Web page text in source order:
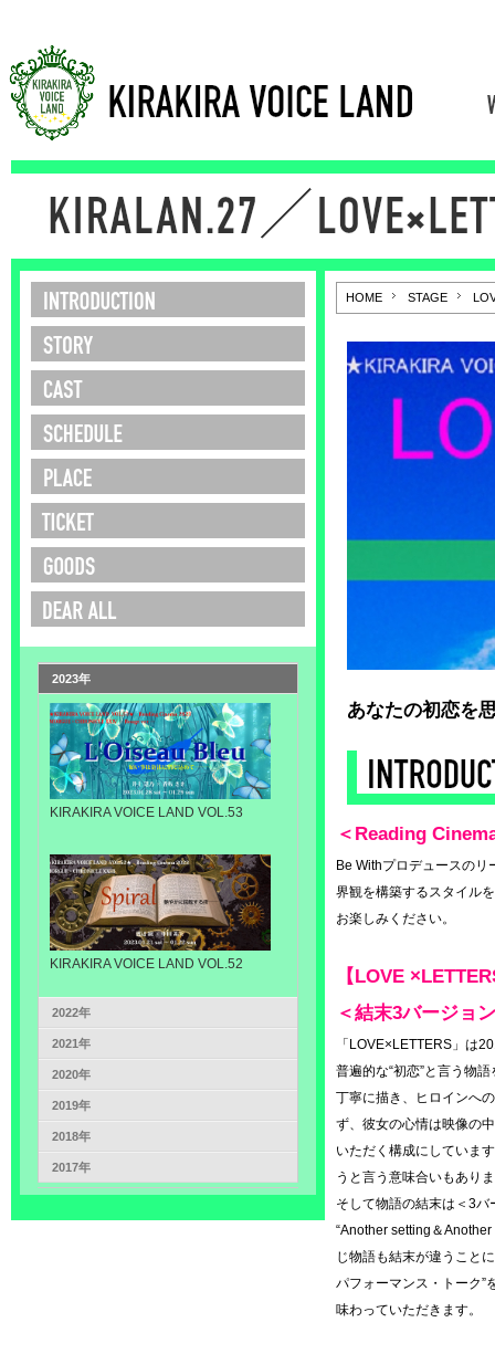
HOME STAGE
あなたの初恋
＜Reading
Be Withプロデュースの
界観を構築するスタイル
お楽しみください。
【LOVE
＜結末3バージョ
「LOVE×LETTERS」は
普遍的な“初恋”と言う物
丁寧に描き、ヒロインへ
ず、彼女の心情は映像の
いただく構成にしていま
うと言う意味合いもあり
そして物語の結末は＜3
“Another setting＆
じ物語も結末が違うこと
パフォーマンス・トーク”
味わっていただきます。
2023年
KIRAKIRA VOICE LAND VOL.53
KIRAKIRA VOICE LAND VOL.52
2022年
2021年
2020年
2019年
2018年
2017年